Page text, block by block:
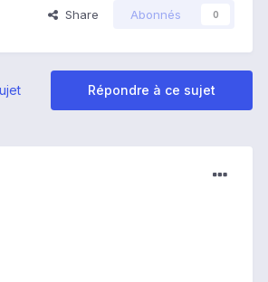
Share Abonnés 0
Répondre à ce sujet